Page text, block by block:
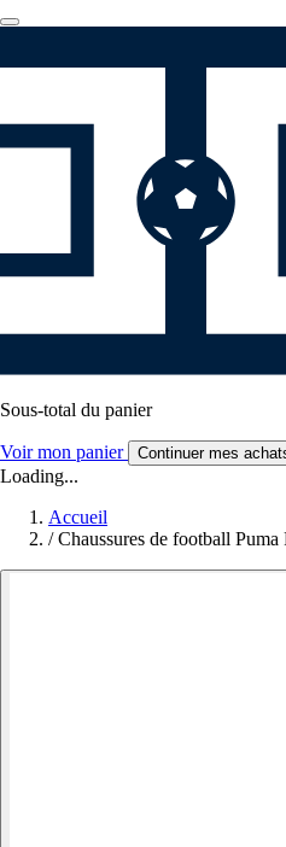
Sous-total du panier
Voir mon panier Continuer mes
Loading...
Accueil
/ Chaussures de football